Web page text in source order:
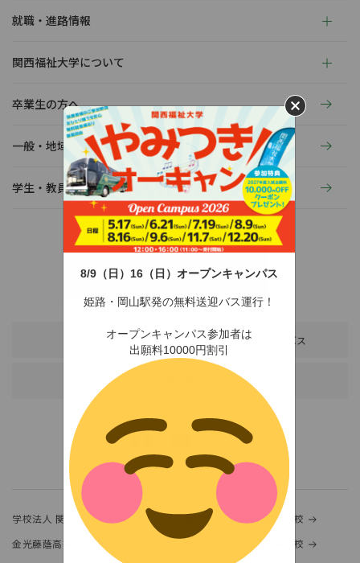
8/9（日）16（日）オープンキャンパス
姫路・岡山駅発の無料送迎バス運行！
オープンキャンパス参加者は
出願料10000円割引
就職・進路情報
関西福祉大学について
卒業生の方へ
一般・地域の方へ
学生・教員の活動
〒678-0255 兵庫県赤穂市新田380-3
TEL：0791-46-2525（代）FAX：0791-46-2526
アクセス スクールバス
学校法人 関西金光学園
金光大阪中学校・高等学校
金光藤蔭高等学校
金光八尾中学校・高等学校